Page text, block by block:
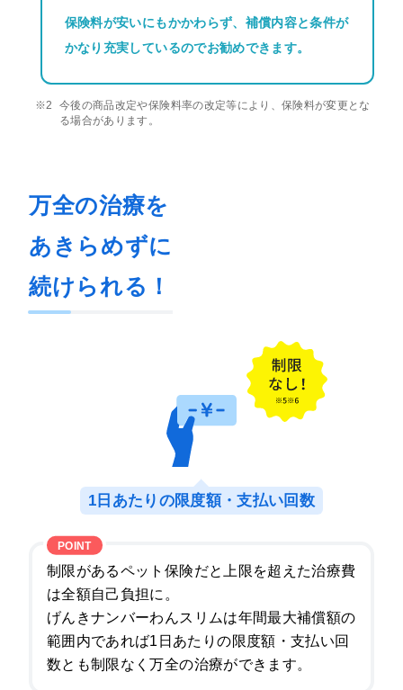
保険料が安いにもかかわらず、補償内容と条件が
かなり充実しているのでお勧めできます。
今後の商品改定や保険料率の改定等により、保険料が変更とな
る場合があります。
万全の治療を
あきらめずに
続けられる！
1日あたりの限度額・支払い回数
制限があるペット保険だと上限を超えた治療費
は全額自己負担に。
げんきナンバーわんスリムは年間最大補償額の
範囲内であれば1日あたりの限度額・支払い回
数とも制限なく万全の治療ができます。